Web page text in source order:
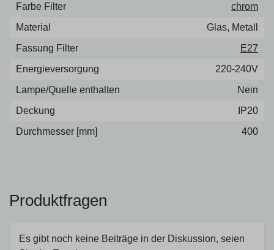
Farbe Filter
chrom
Material
Glas, Metall
Fassung Filter
E27
Energieversorgung
220-240V
Lampe/Quelle enthalten
Nein
Deckung
IP20
Durchmesser [mm]
400
Produktfragen
Es gibt noch keine Beiträge in der Diskussion, seien